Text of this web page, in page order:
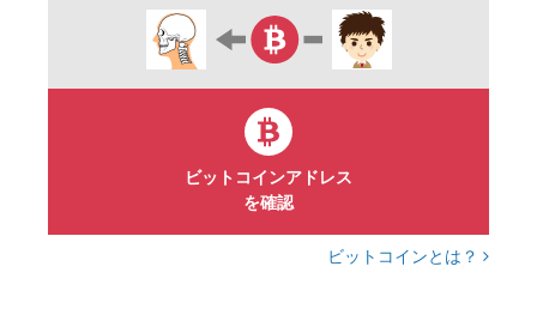
ビットコインアドレス
を確認
ビットコインとは？